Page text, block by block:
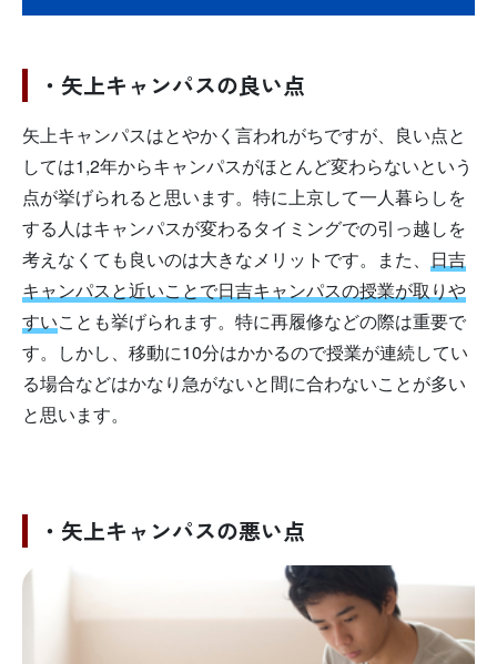
・矢上キャンパスの良い点
矢上キャンパスはとやかく言われがちですが、良い点と
しては1,2年からキャンパスがほとんど変わらないという
点が挙げられると思います。特に上京して一人暮らしを
する人はキャンパスが変わるタイミングでの引っ越しを
考えなくても良いのは大きなメリットです。また、 日吉
キャンパスと近いことで日吉キャンパスの授業が取りや
すいことも挙げられます。特に再履修などの際は重要で
す。しかし、移動に10分はかかるので授業が連続してい
る場合などはかなり急がないと間に合わないことが多い
と思います。
・矢上キャンパスの悪い点